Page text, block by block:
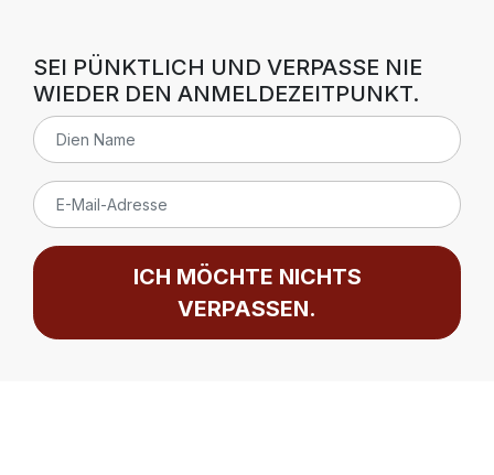
SEI PÜNKTLICH UND VERPASSE NIE
WIEDER DEN ANMELDEZEITPUNKT.
ICH MÖCHTE NICHTS
VERPASSEN.